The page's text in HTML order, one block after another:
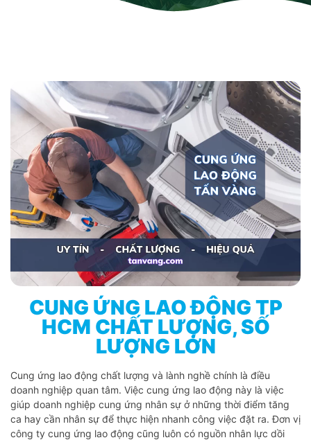
CUNG ỨNG LAO ĐỘNG TP
HCM CHẤT LƯỢNG, SỐ
LƯỢNG LỚN
Cung ứng lao động chất lượng và lành nghề chính là điều
doanh nghiệp quan tâm. Việc cung ứng lao động này là việc
giúp doanh nghiệp cung ứng nhân sự ở những thời điểm tăng
ca hay cần nhân sự để thực hiện nhanh công việc đặt ra. Đơn vị
công ty cung ứng lao động cũng luôn có nguồn nhân lực dồi